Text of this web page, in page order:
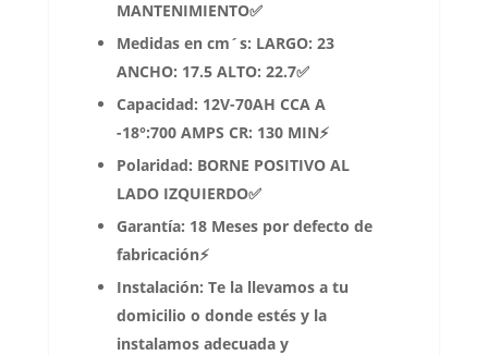
MANTENIMIENTO✅
Medidas en cm´s: LARGO: 23
ANCHO: 17.5 ALTO: 22.7✅
Capacidad: 12V-70AH CCA A
-18°:700 AMPS CR: 130 MIN⚡
Polaridad: BORNE POSITIVO AL
LADO IZQUIERDO✅
Garantía: 18 Meses por defecto de
fabricación⚡
Instalación: Te la llevamos a tu
domicilio o donde estés y la
instalamos adecuada y